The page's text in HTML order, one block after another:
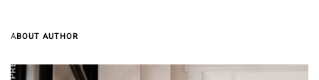
PREVIOUS ARTICLE
ABOUT AUTHOR